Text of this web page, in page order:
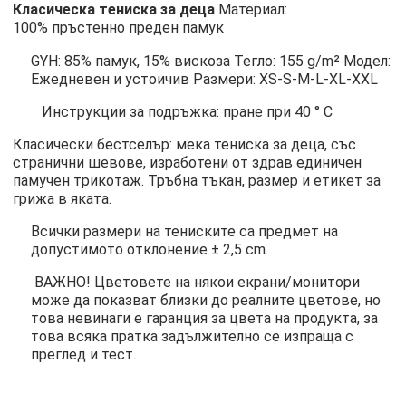
Класическа тениска за деца Материал:
100% пръстенно преден памук
GYH: 85% памук, 15% вискоза Тегло: 155 g/m² Модел:
Ежедневен и устоичив Размери: XS-S-M-L-XL-XXL
Инструкции за подръжка: пране при 40 ° C
Класически бестселър: мека тениска за деца, със
странични шевове, изработени от здрав единичен
памучен трикотаж. Тръбна тъкан, размер и етикет за
грижа в яката.
Всички размери на тениските са предмет на
допустимото отклонение ± 2,5 cm.
ВАЖНО! Цветовете на някои екрани/монитори
може да показват близки до реалните цветове, но
това невинаги е гаранция за цвета на продукта, за
това всяка пратка задължително се изпраща с
преглед и тест.